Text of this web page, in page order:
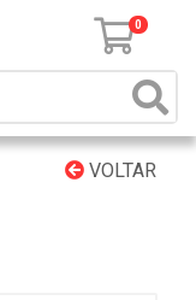
0
VOLTAR